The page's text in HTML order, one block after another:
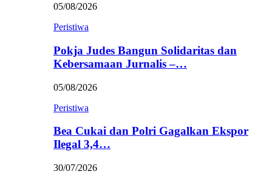
05/08/2026
Peristiwa
Pokja Judes Bangun Solidaritas dan
Kebersamaan Jurnalis –…
05/08/2026
Peristiwa
Bea Cukai dan Polri Gagalkan Ekspor
Ilegal 3,4…
30/07/2026